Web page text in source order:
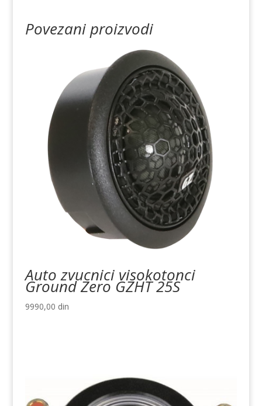
Povezani proizvodi
Auto zvucnici visokotonci
Ground Zero GZHT 25S
9990,00 din